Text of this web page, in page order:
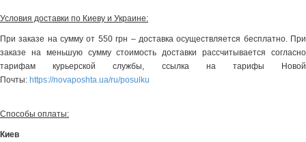
Условия доставки по Киеву и Украине:
При заказе на сумму от 550 грн – доставка осуществляется бесплатно. При
заказе на меньшую сумму стоимость доставки рассчитывается согласно
тарифам курьерской службы, ссылка на тарифы Новой
Почты: https://novaposhta.ua/ru/posulku
Способы оплаты:
Киев